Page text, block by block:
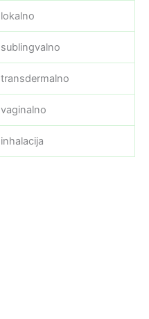
lokalno
sublingvalno
transdermalno
vaginalno
inhalacija